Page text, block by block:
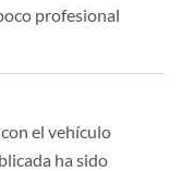
profesional
el vehículo
ha sido